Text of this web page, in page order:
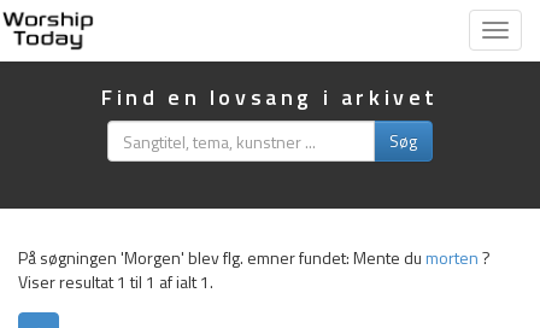
Vis
Find en lovsang i arkivet
Søg
På søgningen 'Morgen' blev flg. emner fundet:Mente dumorten?
Viser resultat 1 til 1 af ialt 1.